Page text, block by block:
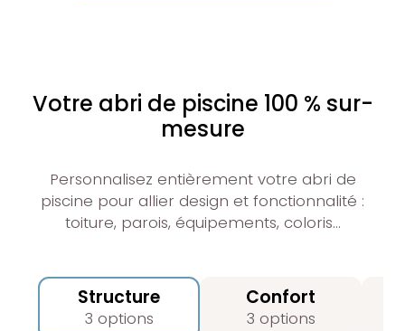
Votre abri de piscine 100 % sur-
mesure
Personnalisez entièrement votre abri de
piscine pour allier design et fonctionnalité :
toiture, parois, équipements, coloris…
Structure
3 options
Confort
3 options